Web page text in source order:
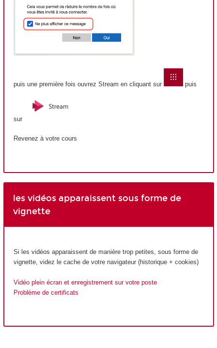
puis une première fois ouvrez Stream en cliquant sur puis
sur
Revenez à votre cours
les vidéos apparaissent sous forme de
vignette
Si les vidéos apparaissent de manière trop petites, sous forme de
vignette, videz le cache de votre navigateur (historique + cookies)
Vidéo plein écran et enregistrement sur votre poste
Problème de certificats